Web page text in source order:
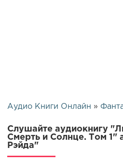
Аудио Книги Онлайн »
Слушайте аудиокнигу
Смерть и Солнце. Том 1"
Рэйда"